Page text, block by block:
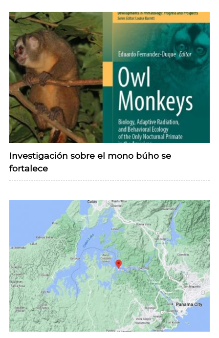
Investigación sobre el mono búho se
fortalece